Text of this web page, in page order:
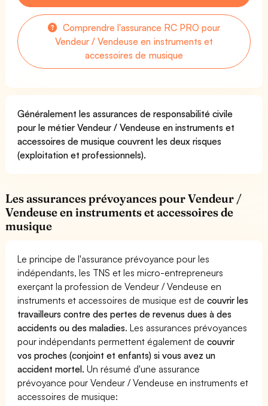
Comprendre l'assurance RC PRO pour
Vendeur / Vendeuse en instruments et
accessoires de musique
Généralement les assurances de responsabilité civile
pour le métier Vendeur / Vendeuse en instruments et
accessoires de musique couvrent les deux risques
(exploitation et professionnels).
Les assurances prévoyances pour Vendeur /
Vendeuse en instruments et accessoires de
musique
Le principe de l'assurance prévoyance pour les
indépendants, les TNS et les micro-entrepreneurs
exerçant la profession de Vendeur / Vendeuse en
instruments et accessoires de musique est decouvrir les
travailleurs contre des pertes de revenus dues à des
accidents ou des maladies. Les assurances prévoyances
pour indépendants permettent également decouvrir
vos proches (conjoint et enfants) si vous avez un
accident mortel. Un résumé d'une assurance
prévoyance pour Vendeur / Vendeuse en instruments et
accessoires de musique: